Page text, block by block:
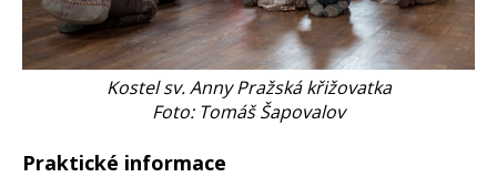
Kostel sv. Anny Pražská křižovatka
Foto: Tomáš Šapovalov
Praktické informace